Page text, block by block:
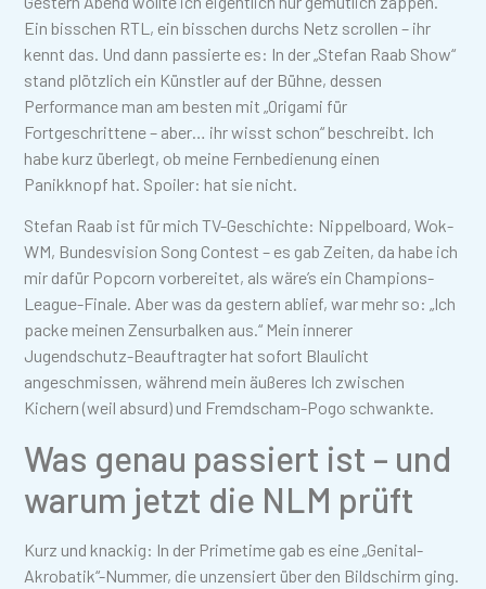
Ein bisschen RTL, ein bisschen durchs Netz scrollen – ihr
kennt das. Und dann passierte es: In der „Stefan Raab Show“
stand plötzlich ein Künstler auf der Bühne, dessen
Performance man am besten mit „Origami für
Fortgeschrittene – aber… ihr wisst schon“ beschreibt. Ich
habe kurz überlegt, ob meine Fernbedienung einen
Panikknopf hat. Spoiler: hat sie nicht.
Stefan Raab ist für mich TV-Geschichte: Nippelboard, Wok-
WM, Bundesvision Song Contest – es gab Zeiten, da habe ich
mir dafür Popcorn vorbereitet, als wäre’s ein Champions-
League-Finale. Aber was da gestern ablief, war mehr so: „Ich
packe meinen Zensurbalken aus.“ Mein innerer
Jugendschutz-Beauftragter hat sofort Blaulicht
angeschmissen, während mein äußeres Ich zwischen
Kichern (weil absurd) und Fremdscham-Pogo schwankte.
Was genau passiert ist – und
warum jetzt die NLM prüft
Kurz und knackig: In der Primetime gab es eine „Genital-
Akrobatik“-Nummer, die unzensiert über den Bildschirm ging.